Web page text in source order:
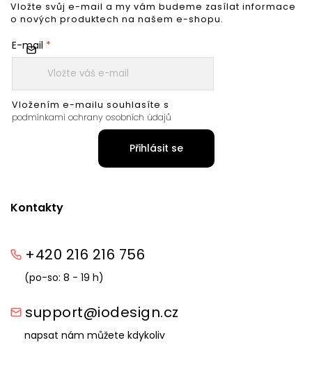
Kontakty
+420 216 216 756
(po-so: 8 - 19 h)
support@iodesign.cz
napsat nám můžete kdykoliv
Vložte svůj e-mail a my vám budeme zasílat informace
o nových produktech na našem e-shopu.
E-mail
Vložením e-mailu souhlasíte s
podmínkami ochrany osobních údajů
Přihlásit se